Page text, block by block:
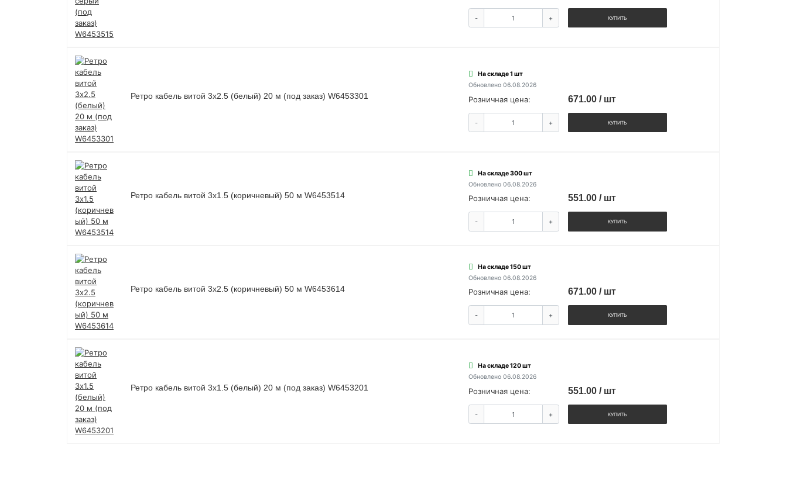
- + КУПИТЬ
Ретро кабель витой 3х2.5 (белый) 20 м (под заказ) W6453301
На складе 1 шт
Обновлено 06.08.2026
Розничная цена: 671.00 / шт
- + КУПИТЬ
Ретро кабель витой 3х1.5 (коричневый) 50 м W6453514
На складе 300 шт
Обновлено 06.08.2026
Розничная цена: 551.00 / шт
- + КУПИТЬ
Ретро кабель витой 3х2.5 (коричневый) 50 м W6453614
На складе 150 шт
Обновлено 06.08.2026
Розничная цена: 671.00 / шт
- + КУПИТЬ
Ретро кабель витой 3х1.5 (белый) 20 м (под заказ) W6453201
На складе 120 шт
Обновлено 06.08.2026
Розничная цена: 551.00 / шт
- + КУПИТЬ